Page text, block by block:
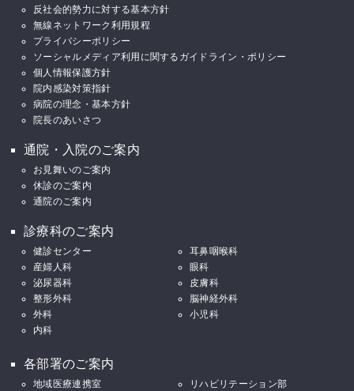
反社会的勢力に対する基本方針
無線ネットワーク利用規程
プライバシーポリシー
ソーシャルメディア利用に関するガイドライン・ポリシー
個人情報保護方針
院内感染対策指針
病院の理念・基本方針
院長のあいさつ
通院・入院のご案内
お見舞いのご案内
休診のご案内
通院のご案内
診療科のご案内
健診センター
耳鼻咽喉科
産婦人科
眼科
泌尿器科
皮膚科
整形外科
脳神経外科
外科
小児科
内科
各部署のご案内
地域医療連携室
リハビリテーション部